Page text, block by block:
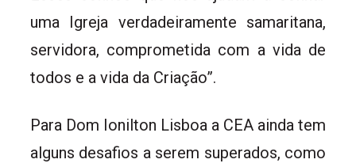
uma Igreja verdadeiramente samaritana,
servidora, comprometida com a vida de
todos e a vida da Criação”.
Para Dom Ionilton Lisboa a CEA ainda tem
alguns desafios a serem superados, como